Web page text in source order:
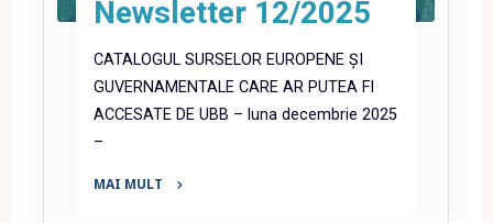
Newsletter 12/2025
CATALOGUL SURSELOR EUROPENE ȘI
GUVERNAMENTALE CARE AR PUTEA FI
ACCESATE DE UBB – luna decembrie 2025
–
MAI MULT